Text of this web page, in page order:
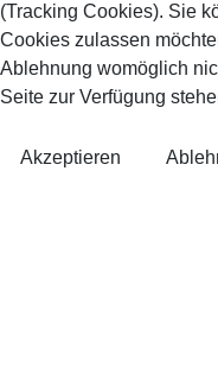
(Tracking Cookies). Sie
Cookies zulassen
Ablehnung womöglich
Seite zur Verfügung
Akzeptieren